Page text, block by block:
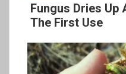
Fungus Dries
The First Use